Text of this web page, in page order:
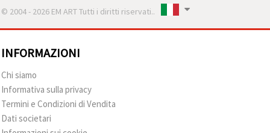
© 2004 - 2026 EM ART Tutti i diritti riservati..
INFORMAZIONI
Chi siamo
Informativa sulla privacy
Termini e Condizioni di Vendita
Dati societari